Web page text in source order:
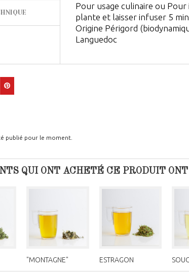
Pour usage culinaire ou
plante et laisser infuser 5
Origine Périgord
Languedoc
publié pour le moment.
QUI ONT ACHETÉ CE PRODUIT
"MONTAGNE" ESTRAGON